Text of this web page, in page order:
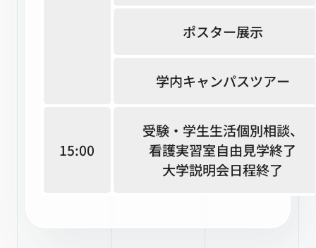
ポスター展示
学内キャンパスツアー
15:00
受験・学生生活個別相談、
看護実習室自由見学終了
大学説明会日程終了